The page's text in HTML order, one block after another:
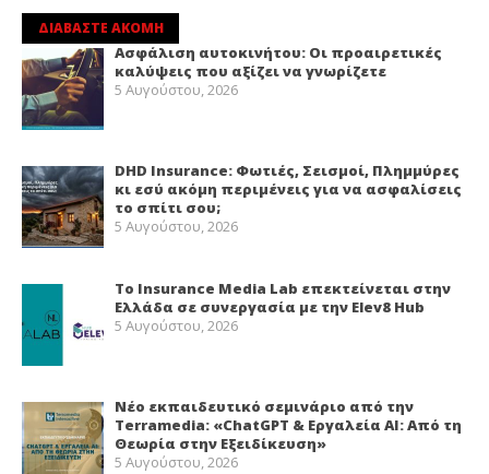
ΔΙΑΒΑΣΤΕ ΑΚΟΜΗ
Ασφάλιση αυτοκινήτου: Οι προαιρετικές
καλύψεις που αξίζει να γνωρίζετε
5 Αυγούστου, 2026
DHD Insurance: Φωτιές, Σεισμοί, Πλημμύρες
κι εσύ ακόμη περιμένεις για να ασφαλίσεις
το σπίτι σου;
5 Αυγούστου, 2026
Το Insurance Media Lab επεκτείνεται στην
Ελλάδα σε συνεργασία με την Elev8 Hub
5 Αυγούστου, 2026
Νέο εκπαιδευτικό σεμινάριο από την
Terramedia: «ChatGPT & Εργαλεία ΑΙ: Από τη
Θεωρία στην Εξειδίκευση»
5 Αυγούστου, 2026